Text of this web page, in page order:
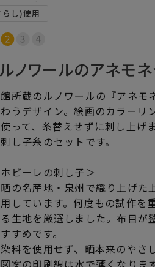
し)使用
ノワールのアネモネ
所蔵のルノワールの『アネモ
うデザイン。絵画のカラーリ
って、糸替えせずに刺し上げま
し子糸のセットです。
ビーレの刺し子＞
の名産地・泉州で織り上げた
しています。何度もの試作を
生地を厳選しました。布目が
すめです。
料を使用せず、晒本来のやさ
案の印刷線は水で薄くなりま